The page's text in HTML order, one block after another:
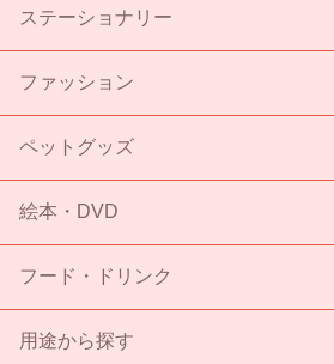
ステーショナリー
ファッション
ペットグッズ
絵本・DVD
フード・ドリンク
用途から探す